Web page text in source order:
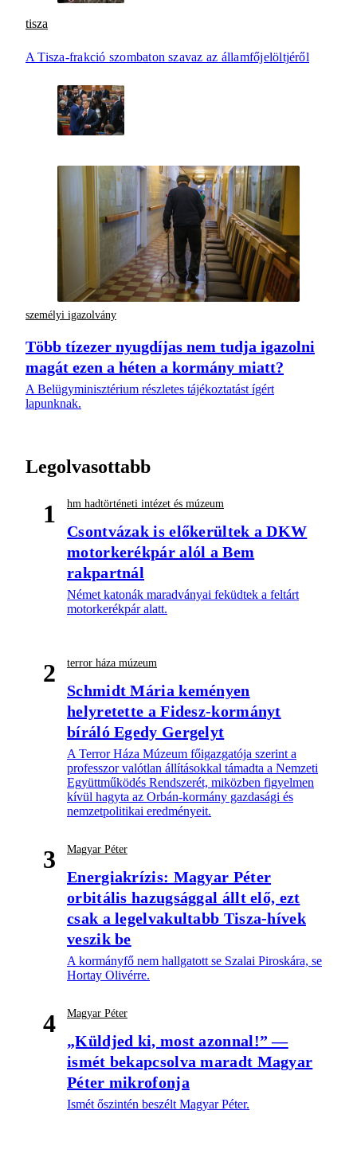
tisza
A Tisza-frakció szombaton szavaz az államfőjelöltjéről
személyi igazolvány
Több tízezer nyugdíjas nem tudja igazolni
magát ezen a héten a kormány miatt?
A Belügyminisztérium részletes tájékoztatást ígért
lapunknak.
Legolvasottabb
1 hm hadtörténeti intézet és múzeum
Csontvázak is előkerültek a DKW
motorkerékpár alól a Bem
rakpartnál
Német katonák maradványai feküdtek a feltárt
motorkerékpár alatt.
2 terror háza múzeum
Schmidt Mária keményen
helyretette a Fidesz-kormányt
bíráló Egedy Gergelyt
A Terror Háza Múzeum főigazgatója szerint a
professzor valótlan állításokkal támadta a Nemzeti
Együttműködés Rendszerét, miközben figyelmen
kívül hagyta az Orbán-kormány gazdasági és
nemzetpolitikai eredményeit.
3 Magyar Péter
Energiakrízis: Magyar Péter
orbitális hazugsággal állt elő, ezt
csak a legelvakultabb Tisza-hívek
veszik be
A kormányfő nem hallgatott se Szalai Piroskára, se
Hortay Olivérre.
4 Magyar Péter
„Küldjed ki, most azonnal!” —
ismét bekapcsolva maradt Magyar
Péter mikrofonja
Ismét őszintén beszélt Magyar Péter.